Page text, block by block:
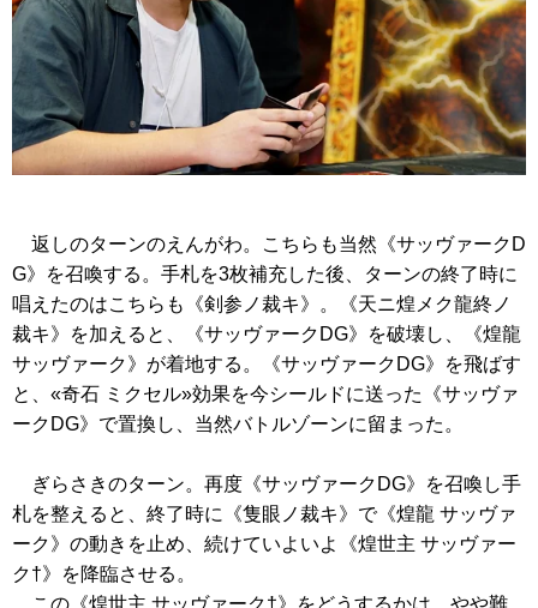
返しのターンのえんがわ。こちらも当然 《サッヴァークD
G》
を召喚する。手札を3枚補充した後、ターンの終了時に
唱えたのはこちらも
《剣参ノ裁キ》 。
《天ニ煌メク龍終ノ
裁キ》
を加えると、 《サッヴァークDG》 を破壊し、
《煌龍
サッヴァーク》 が着地する。 《サッヴァークDG》
を飛ばす
と、 «奇石 ミクセル»効果を今シールドに送った
《サッヴァ
ークDG》 で置換し、当然バトルゾーンに留まった。
ぎらさきのターン。再度 《サッヴァークDG》
を召喚し手
札を整えると、終了時に
《隻眼ノ裁キ》 で《煌龍 サッヴァ
ーク》 の動きを止め、続けていよいよ
《煌世主 サッヴァー
ク†》
を降臨させる。
この 《煌世主 サッヴァーク†》 をどうするかは、やや難